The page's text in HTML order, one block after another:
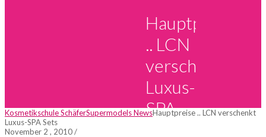
Hauptpreise
.. LCN
verschenkt
Luxus-
SPA
Kosmetikschule SchäferSupermodels NewsHauptpreise .. LCN verschenkt
Luxus-SPA Sets
November 2 , 2010/